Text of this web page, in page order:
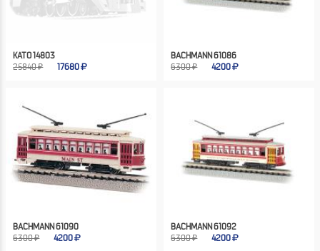
KATO 14803
25840 ₽
17680
BACHMANN 61086
6300 ₽
4200
BACHMANN 61090
6300 ₽
4200
BACHMANN 61092
6300 ₽
4200